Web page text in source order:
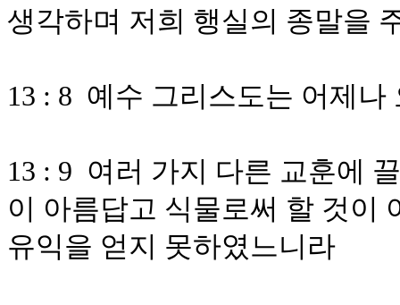
생각하며 저희 행실의 종말을
13 : 8 예수 그리스도는 어제
13 : 9 여러 가지 다른 교훈에
이 아름답고 식물로써 할 것이
유익을 얻지 못하였느니라